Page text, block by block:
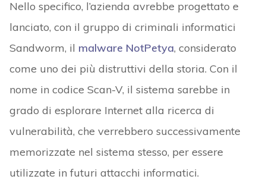
Nello specifico, l’azienda avrebbe progettato e
lanciato, con il gruppo di criminali informatici
Sandworm, il malware NotPetya, considerato
come uno dei più distruttivi della storia. Con il
nome in codice Scan-V, il sistema sarebbe in
grado di esplorare Internet alla ricerca di
vulnerabilità, che verrebbero successivamente
memorizzate nel sistema stesso, per essere
utilizzate in futuri attacchi informatici.